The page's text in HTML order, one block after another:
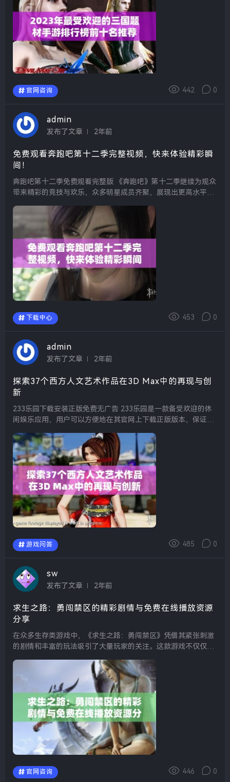
官网咨询 442 0
admin
发布了文章 2年前
免费观看奔跑吧第十二季完整视频，快来体验精彩瞬
间！
奔跑吧第十二季免费观看完整版 《奔跑吧》第十二季继续为观众
带来精彩的竞技与欢乐，众多明星成员齐聚，展现出更高水平的
人忍不住欢笑。想要完全免费的观看体验，很多平...
下载中心 453 0
admin
发布了文章 2年前
探索37个西方人文艺术作品在3D Max中的再现与创
新
233乐园下载安装正版免费无广告 233乐园是一款备受欢迎的休
闲娱乐应用，用户可以方便地在其官网上下载正版版本，保证无
体验到流畅的操作界面，让娱乐过程中变...
游戏问答 485 0
sw
发布了文章 2年前
求生之路：勇闯禁区的精彩剧情与免费在线播放资源
分享
在众多生存类游戏中，《求生之路：勇闯禁区》凭借其紧张刺激
的剧情和丰富的玩法吸引了大量玩家的关注。这款游戏不仅仅是
挑战。玩家将置身于一个充满丧尸和未知危险的环境中，必须
官网咨询 446 0